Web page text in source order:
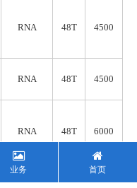
RNA 48T 4500
RNA 48T 4500
RNA 48T 6000
RNA/DNA
5T 1500
业务 首页